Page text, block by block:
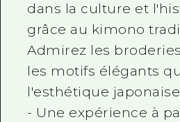
dans la culture et
grâce au kimono
Admirez les
les motifs élégants
l'esthétique
- Une expérience à